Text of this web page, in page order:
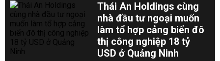
Thái An Holdings cùng
nhà đầu tư ngoại muốn
làm tổ hợp cảng biển đô
thị công nghiệp 18 tỷ
USD ở Quảng Ninh